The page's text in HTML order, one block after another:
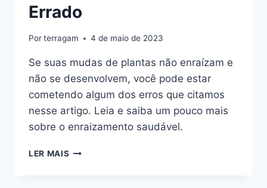
Errado
Porterragam 4 de maio de 2023
Se suas mudas de plantas não enraízam e
não se desenvolvem, você pode estar
cometendo algum dos erros que citamos
nesse artigo. Leia e saiba um pouco mais
sobre o enraizamento saudável.
LER MAIS SUAS